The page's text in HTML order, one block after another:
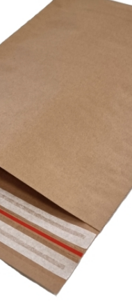
Šīs aploksnes izmanto
nelielu internetveikalu
jeb līmmala, kas ļauj viegli
pieejamas brūnas